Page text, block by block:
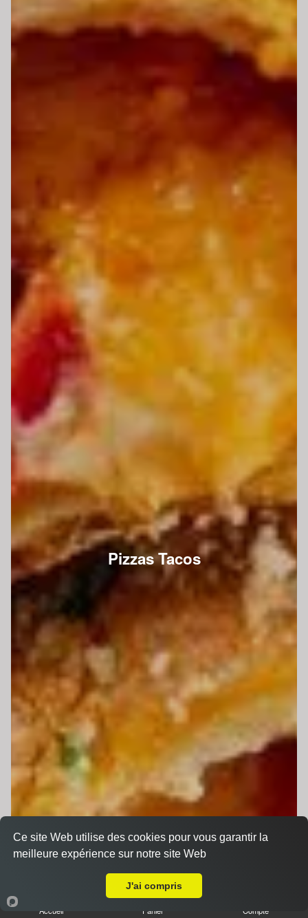
Pizzas Tacos
Accueil Panier Compte
Ce site Web utilise des cookies pour vous garantir la
meilleure expérience sur notre site Web
J'ai compris